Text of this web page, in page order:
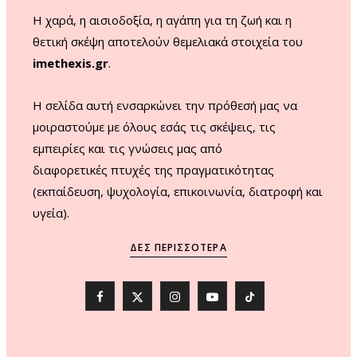
Η χαρά, η αισιοδοξία, η αγάπη για τη ζωή και η
θετική σκέψη αποτελούν θεμελιακά στοιχεία του
imethexis.gr.
H σελίδα αυτή ενσαρκώνει την πρόθεσή μας να
μοιραστούμε με όλους εσάς τις σκέψεις, τις
εμπειρίες και τις γνώσεις μας από
διαφορετικές πτυχές της πραγματικότητας
(εκπαίδευση, ψυχολογία, επικοινωνία, διατροφή και
υγεία).
ΔΕΣ ΠΕΡΙΣΣΌΤΕΡΑ
F
X
I
Y
T